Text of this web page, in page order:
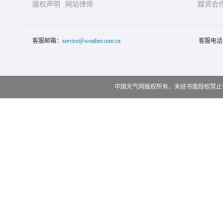
版权声明
网站律师
媒资合
客服邮箱： service@weather.com.cn 客服电
中国天气网版权所有，未经书面授权